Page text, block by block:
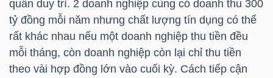
quân duy trì. 2 doanh nghiệp cùng có doanh thu 300
tỷ đồng mỗi năm nhưng chất lượng tín dụng có thể
rất khác nhau nếu một doanh nghiệp thu tiền đều
mỗi tháng, còn doanh nghiệp còn lại chỉ thu tiền
theo vài hợp đồng lớn vào cuối kỳ. Cách tiếp cận
CHÍNH